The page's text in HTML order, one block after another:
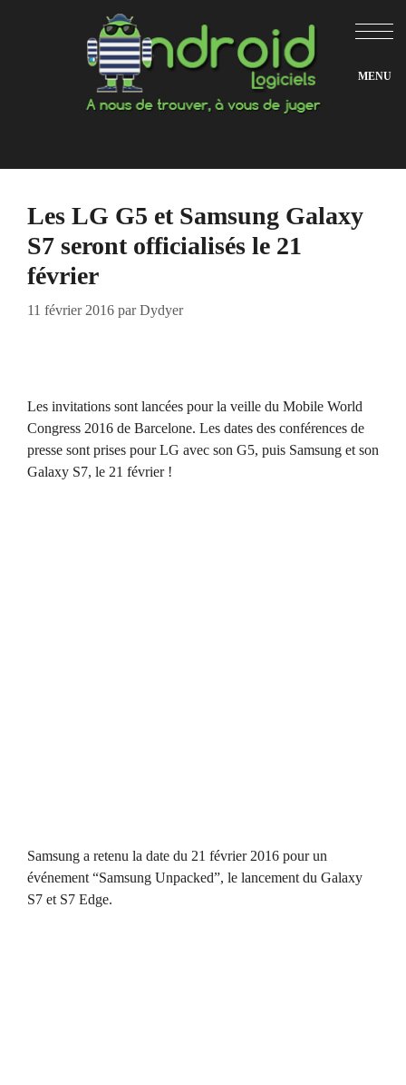
Les LG G5 et Samsung Galaxy
S7 seront officialisés le 21
février
11 février 2016 parDydyer
Les invitations sont lancées pour la veille du Mobile World
Congress 2016 de Barcelone. Les dates des conférences de
presse sont prises pour LG avec son G5, puis Samsung et son
Galaxy S7, le 21 février !
Samsung a retenu la date du 21 février 2016 pour un
événement “Samsung Unpacked”, le lancement du Galaxy
S7 et S7 Edge.